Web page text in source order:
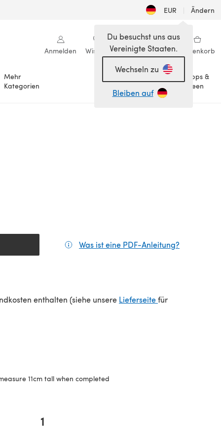
EUR | Ändern
Anmelden Wishlist Meine Bibliothek Warenkorb
Mehr
Kategorien
Anlässe
Tipps &
Ideen
Du besuchst uns aus
Vereinigte Staaten.
Wechseln zu
Bleiben auf
Was ist eine PDF-Anleitung?
enthalten (siehe unsere Lieferseite(öffnet sich in
für
11cm tall when completed
1